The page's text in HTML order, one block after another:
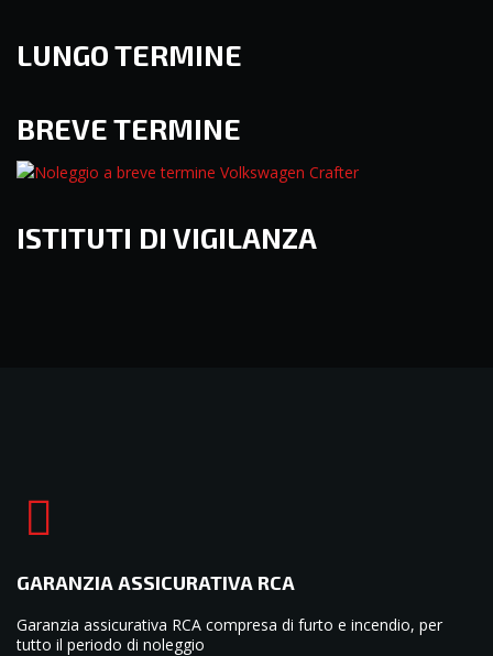
LUNGO TERMINE
BREVE TERMINE
ISTITUTI DI VIGILANZA
GARANZIA ASSICURATIVA RCA
Garanzia assicurativa RCA compresa di furto e incendio, per
tutto il periodo di noleggio